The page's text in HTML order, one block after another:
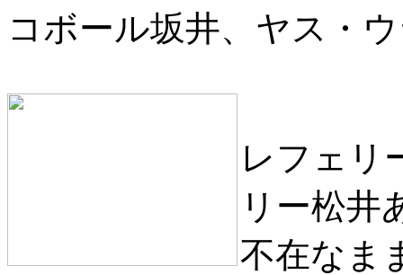
コボール坂井、ヤス・
レフェリ
リー松井
不在なま